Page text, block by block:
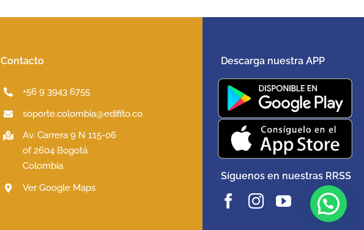
Contacto
+56 9 3943 6755
soporte.colombia@edifito.co
Av. Carrera 9 N 115-06
of 2604 Bogotá
Colombia.
Ver Google Maps
Descarga nuestra APP
Síguenos en nuestras RRSS